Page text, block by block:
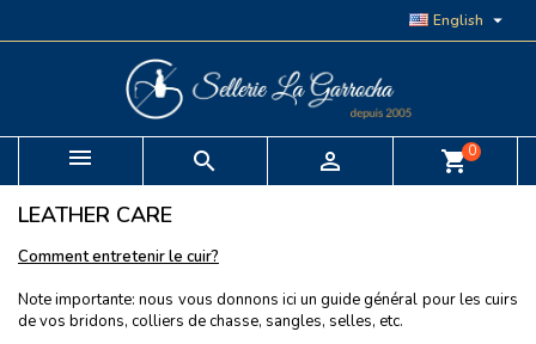
English 
  shopping_cart0
LEATHER CARE
Comment entretenir le cuir?
Note importante: nous vous donnons ici un guide général pour les cuirs
de vos bridons, colliers de chasse, sangles, selles, etc.